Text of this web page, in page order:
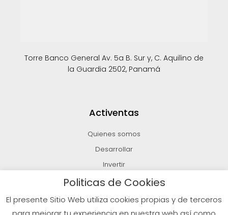
Torre Banco General Av. 5a B. Sur y, C. Aquilino de
la Guardia 2502, Panamá
Activentas
Quienes somos
Desarrollar
Invertir
Vender
Politicas de Cookies
El presente Sitio Web utiliza cookies propias y de terceros